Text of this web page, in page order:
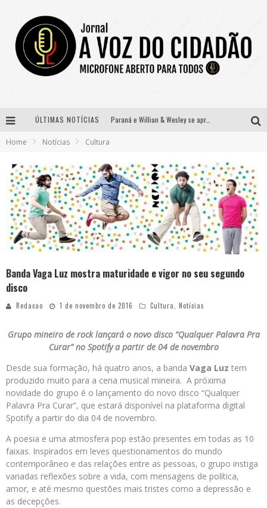
ÚLTIMAS NOTÍCIAS Paraná e Willian & Wesley se apresentam no Carretão Trevo Contagem nesta sexta-feira
Banda Mole de BH anuncia Kayete como madrinha do bloco
Definidas as 12 finalistas do concurso Rainha do Pedro Leopoldo Rodeio Show 2026
Home Notícias Cultura
Banda Vaga Luz mostra maturidade e vigor no seu segundo
disco
Redacao 1 de novembro de 2016 Cultura, Notícias
Grupo mineiro de rock lançará o novo disco “Qualquer Palavra Pra
Curar” no Spotify a partir de 04 de novembro
Desde sua formação, há quatro anos, a banda Vaga Luz tem
produzido muito para a cena musical mineira. A próxima
novidade do grupo é o lançamento do novo disco “Qualquer
Palavra Pra Curar”, que estará disponível na plataforma digital
Spotify a partir do dia 04 de novembro.
A poesia e uma atmosfera pop estão presentes em todas as 10
faixas. Inspirados em leves questionamentos do mundo
contemporâneo e das relações entre as pessoas, o grupo instiga
variadas reflexões sobre a vida, com mensagens de política,
amor, e até mesmo questões mais tristes como a depressão e
as decepções.